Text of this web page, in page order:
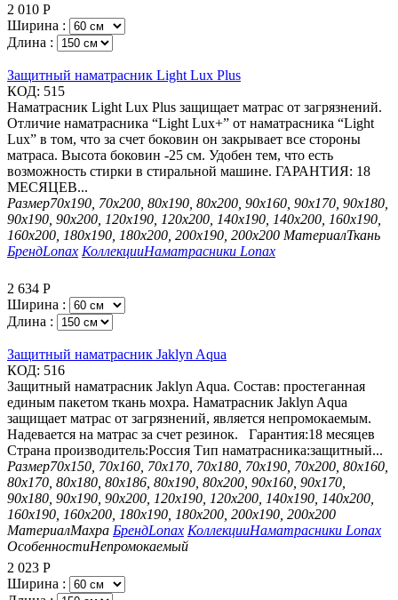
2 010 Р
Ширина :
Длина :
Защитный наматрасник Light Lux Plus
КОД: 515
Наматрасник Light Lux Plus защищает матрас от загрязнений.
Отличие наматрасника “Light Lux+” от наматрасника “Light
Lux” в том, что за счет боковин он закрывает все стороны
матраса. Высота боковин -25 см. Удобен тем, что есть
возможность стирки в стиральной машине. ГАРАНТИЯ: 18
МЕСЯЦЕВ...
Размер70х190, 70х200, 80х190, 80х200, 90х160, 90х170, 90х180,
90х190, 90х200, 120х190, 120х200, 140х190, 140х200, 160х190,
160х200, 180х190, 180х200, 200х190, 200х200 МатериалТкань
БрендLonax КоллекцииНаматрасники Lonax
2 634 Р
Ширина :
Длина :
Защитный наматрасник Jaklyn Aqua
КОД: 516
Защитный наматрасник Jaklyn Aqua. Состав: простеганная
единым пакетом ткань мохра. Наматрасник Jaklyn Aqua
защищает матрас от загрязнений, является непромокаемым.
Надевается на матрас за счет резинок. Гарантия:18 месяцев
Страна производитель:Россия Тип наматрасника:защитный...
Размер70х150, 70х160, 70х170, 70х180, 70х190, 70х200, 80х160,
80х170, 80х180, 80х186, 80х190, 80х200, 90х160, 90х170,
90х180, 90х190, 90х200, 120х190, 120х200, 140х190, 140х200,
160х190, 160х200, 180х190, 180х200, 200х190, 200х200
МатериалМахра БрендLonax КоллекцииНаматрасники Lonax
ОсобенностиНепромокаемый
2 023 Р
Ширина :